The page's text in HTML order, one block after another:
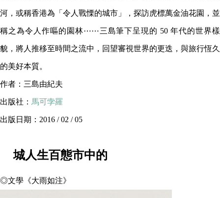
河，或稱香港為「令人戰慄的城市」，探訪虎標萬金油花園，並
稱之為令人作嘔的園林⋯⋯三島筆下呈現的 50 年代的世界樣
貌，將人推移至時間之流中，回望審視世界的更迭，與旅行恆久
的美好本質。
作者：三島由紀夫
出版社： 馬可孛羅
出版日期：2016 / 02 / 05
城人生百態市中的
◎文學《大雨如注》